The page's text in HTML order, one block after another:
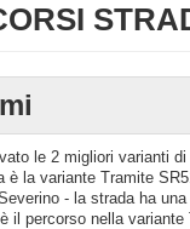
le 2 migliori varianti
è la variante Tramite
- la strada ha
il percorso nella